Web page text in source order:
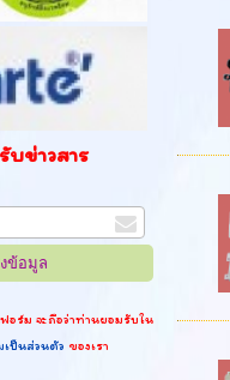
บข่าวสาร
อร์ม จะถือว่าท่านยอมรับใน
เป็นส่วนตัว ของเรา